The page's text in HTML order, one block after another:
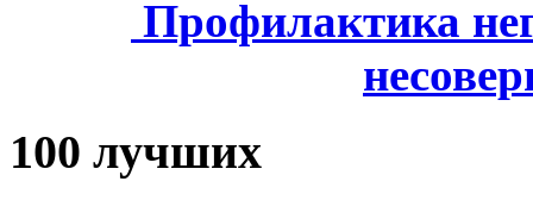
Профилактика
100 лучших